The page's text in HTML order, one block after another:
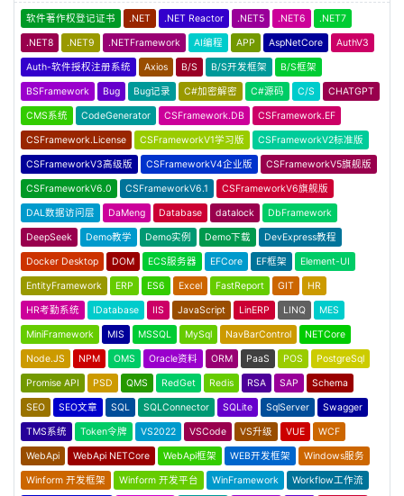
软件著作权登记证书 .NET .NET Reactor .NET5 .NET6 .NET7
.NET8 .NET9 .NETFramework AI编程 APP AspNetCore AuthV3
Auth-软件授权注册系统 Axios B/S B/S开发框架 B/S框架
BSFramework Bug Bug记录 C#加密解密 C#源码 C/S CHATGPT
CMS系统 CodeGenerator CSFramework.DB CSFramework.EF
CSFramework.License CSFrameworkV1学习版 CSFrameworkV2标准版
CSFrameworkV3高级版 CSFrameworkV4企业版 CSFrameworkV5旗舰版
CSFrameworkV6.0 CSFrameworkV6.1 CSFrameworkV6旗舰版
DAL数据访问层 DaMeng Database datalock DbFramework
DeepSeek Demo教学 Demo实例 Demo下载 DevExpress教程
Docker Desktop DOM ECS服务器 EFCore EF框架 Element-UI
EntityFramework ERP ES6 Excel FastReport GIT HR
HR考勤系统 IDatabase IIS JavaScript LinERP LINQ MES
MiniFramework MIS MSSQL MySql NavBarControl NETCore
Node.JS NPM OMS Oracle资料 ORM PaaS POS PostgreSql
Promise API PSD QMS RedGet Redis RSA SAP Schema
SEO SEO文章 SQL SQLConnector SQLite SqlServer Swagger
TMS系统 Token令牌 VS2022 VSCode VS升级 VUE WCF
WebApi WebApi NETCore WebApi框架 WEB开发框架 Windows服务
Winform 开发框架 Winform 开发平台 WinFramework Workflow工作流